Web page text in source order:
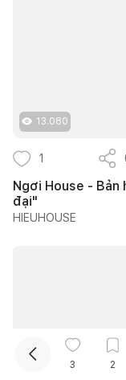
13.080
1
Ngơi House -
đại"
HIEUHOUSE
3 2